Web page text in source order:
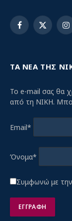
Facebook
X
ΤΑ ΝΕΑ ΤΗΣ
Το e-mail σας θα
από τη ΝΙΚΗ.
Email*
Όνομα*
Συμφωνώ με την